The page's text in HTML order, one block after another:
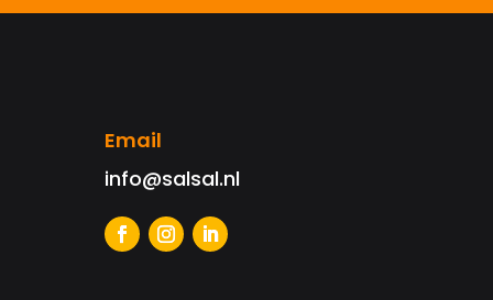
Email
info@salsal.nl